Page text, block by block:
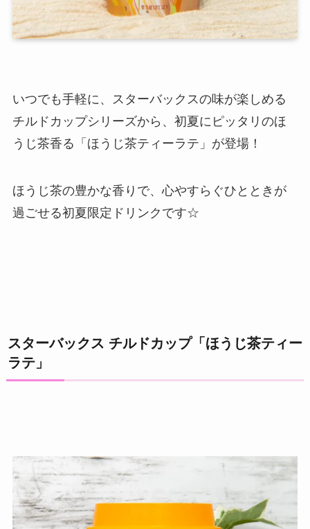
いつでも手軽に、スターバックスの味が楽しめる
チルドカップシリーズから、初夏にピッタリのほ
うじ茶香る「ほうじ茶ティーラテ」が登場！
ほうじ茶の豊かな香りで、心やすらぐひとときが
過ごせる初夏限定ドリンクです☆
スターバックス チルドカップ「ほうじ茶ティー
ラテ」